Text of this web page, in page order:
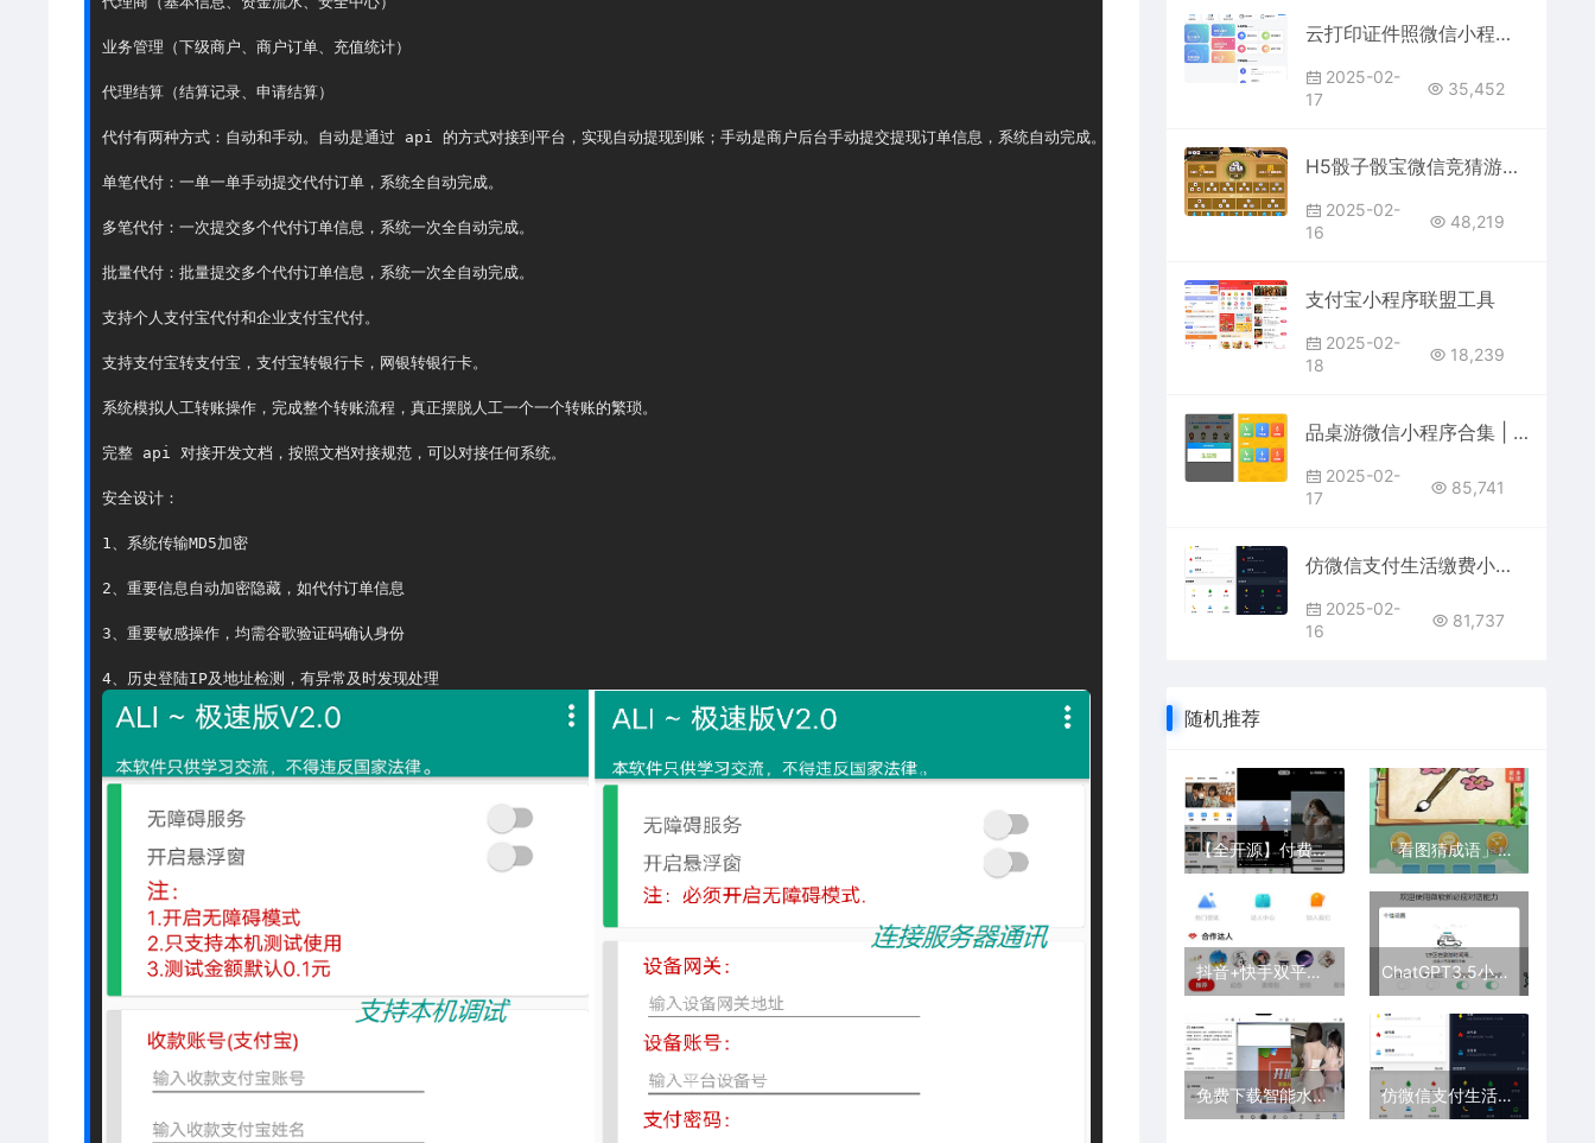
业务管理（下级商户、商户订单、充值统计）
代理结算（结算记录、申请结算）
代付有两种方式：自动和手动。自动是通过 api 的方式对接到平台，实现自动提现到账；手动是商户后台手动提交提现订单信息，系统自动完成。
单笔代付：一单一单手动提交代付订单，系统全自动完成。
多笔代付：一次提交多个代付订单信息，系统一次全自动完成。
批量代付：批量提交多个代付订单信息，系统一次全自动完成。
支持个人支付宝代付和企业支付宝代付。
支持支付宝转支付宝，支付宝转银行卡，网银转银行卡。
系统模拟人工转账操作，完成整个转账流程，真正摆脱人工一个一个转账的繁琐。
完整 api 对接开发文档，按照文档对接规范，可以对接任何系统。
安全设计：
1、系统传输MD5加密
2、重要信息自动加密隐藏，如代付订单信息
3、重要敏感操作，均需谷歌验证码确认身份
云打印证件照微信小程序源码 – 自助拍照扫描打印系统源码（PHP后端）
2025-02-
17
35,452
H5骰子骰宝微信竞猜游戏源码 免公众号+免签支付对接 完整美工套件
2025-02-
16
48,219
支付宝小程序联盟工具
2025-02-
18
18,239
品桌游微信小程序合集 | 高变现流量主必选桌游平台
2025-02-
17
85,741
仿微信支付生活缴费小程序源码
2025-02-
16
81,737
随机推荐
【全开源】付费小剧场短剧影视小程序源码 支持微信支付+用户收益功能 「看图猜成语」微信小程序源码 支持抖音直播互动+后台自定义设置+流量主变现
抖音+快手双平台联动，诚邀优质创作者入驻壁纸小程序 ChatGPT3.5小程序美化版超快回复速度
免费下载智能水印相机微信小程序源码｜操作简单功能强大 仿微信支付生活缴费小程序源码